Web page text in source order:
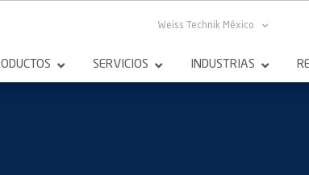
Weiss Technik México
SERVICIOS INDUSTRIAS